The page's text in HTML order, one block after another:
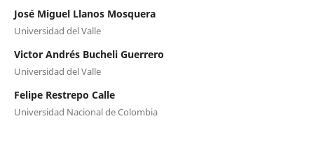
José Miguel Llanos Mosquera
Universidad del Valle
Victor Andrés Bucheli Guerrero
Universidad del Valle
Felipe Restrepo Calle
Universidad Nacional de Colombia